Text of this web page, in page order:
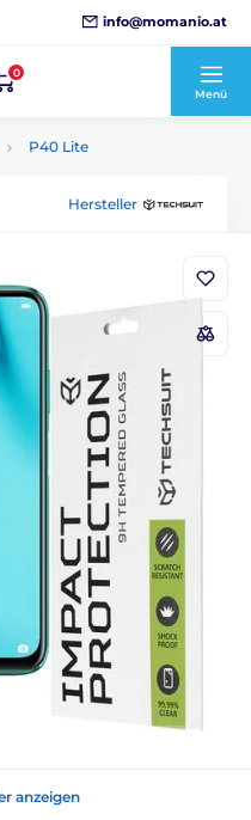
info@momanio.at
0
Menü
P40 Lite
Hersteller
anzeigen